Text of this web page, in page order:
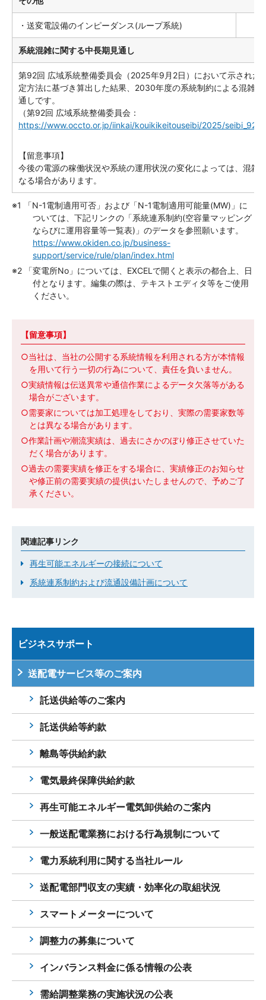
・送変電設備のインピーダンス(ループ系統)
系統混雑に関する中長期見通し
第92回 広域系統整備委員会（2025年9月2日）において示された
定方法に基づき算出した結果、2030年度の系統制約による混雑
通しです。
（第92回 広域系統整備委員会：
https://www.occto.or.jp/iinkai/kouikikeitouseibi/2025/
【留意事項】
今後の電源の稼働状況や系統の運用状況の変化によっては、混雑
なる場合があります。
※1 「N-1電制適用可否」および「N-1電制適用可能量(MW)」に
ついては、下記リンクの「系統連系制約(空容量マッピング
ならびに運用容量等一覧表)」のデータを参照願います。
https://www.okiden.co.jp/business-
support/service/rule/plan/index.html
※2 「変電所No」については、EXCELで開くと表示の都合上、日
付となります。編集の際は、テキストエディタ等をご使用
ください。
【留意事項】
○当社は、当社の公開する系統情報を利用される方が本情報
を用いて行う一切の行為について、責任を負いません。
○実績情報は伝送異常や通信作業によるデータ欠落等がある
場合がございます。
○需要家については加工処理をしており、実際の需要家数等
とは異なる場合があります。
○作業計画や潮流実績は、過去にさかのぼり修正させていた
だく場合があります。
○過去の需要実績を修正をする場合に、実績修正のお知らせ
や修正前の需要実績の提供はいたしませんので、予めご了
承ください。
関連記事リンク
再生可能エネルギーの接続について
系統連系制約および流通設備計画について
ビジネスサポート
送配電サービス等のご案内
託送供給等のご案内
託送供給等約款
離島等供給約款
電気最終保障供給約款
再生可能エネルギー電気卸供給のご案内
一般送配電業務における行為規制について
電力系統利用に関する当社ルール
送配電部門収支の実績・効率化の取組状況
スマートメーターについて
調整力の募集について
インバランス料金に係る情報の公表
需給調整業務の実施状況の公表